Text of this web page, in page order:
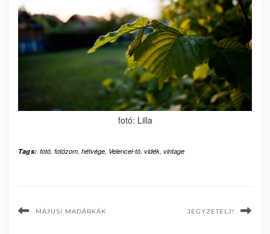
fotó: Lilla
Tags: fotó, fotózom, hétvége, Velencei-tó, vidék, vintage
MÁJUSI MADÁRKÁK JEGYZETELJ!